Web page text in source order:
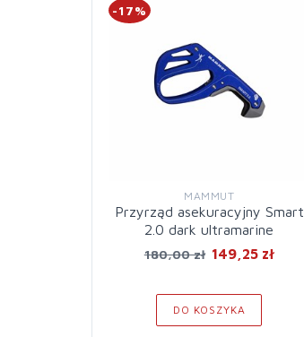
-17%
MAMMUT
Przyrząd asekuracyjny Smart
2.0 dark ultramarine
180,00 zł 149,25 zł
DO KOSZYKA